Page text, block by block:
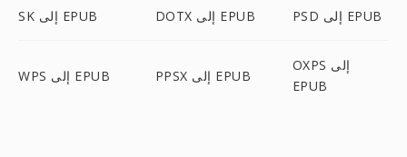
SK إلى EPUB DOTX إلى EPUB PSD إلى EPUB
WPS إلى EPUB PPSX إلى EPUB
OXPS إلى
EPUB